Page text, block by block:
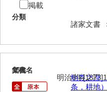
木村一人文書
口羽家文書
分類
諸家文書
掲載
15
文書名
地券之證
条，耕地）
年代
明治6年